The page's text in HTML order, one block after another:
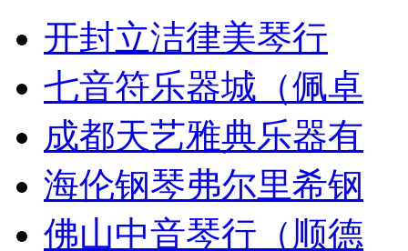
开封立洁律美琴行
七音符乐器城（佩卓
成都天艺雅典乐器有
海伦钢琴弗尔里希钢
佛山中音琴行（顺德